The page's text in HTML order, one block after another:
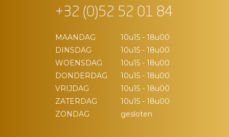
+32 (0)52 52 01 84
MAANDAG
10u15 - 18u00
DINSDAG
10u15 - 18u00
WOENSDAG
10u15 - 18u00
DONDERDAG
10u15 - 18u00
VRIJDAG
10u15 - 18u00
ZATERDAG
10u15 - 18u00
ZONDAG
gesloten